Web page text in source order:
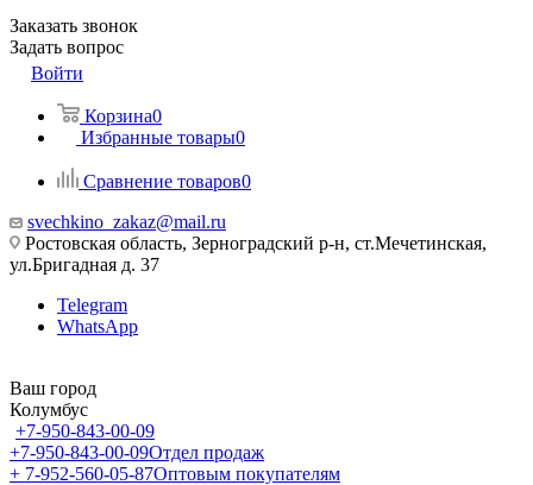
Заказать звонок
Задать вопрос
Войти
Корзина0
Избранные товары0
Сравнение товаров0
svechkino_zakaz@mail.ru
Ростовская область, Зерноградский р-н, ст.Мечетинская,
ул.Бригадная д. 37
Telegram
WhatsApp
Ваш город
Колумбус
+7-950-843-00-09
+7-950-843-00-09Отдел продаж
+ 7-952-560-05-87Оптовым покупателям